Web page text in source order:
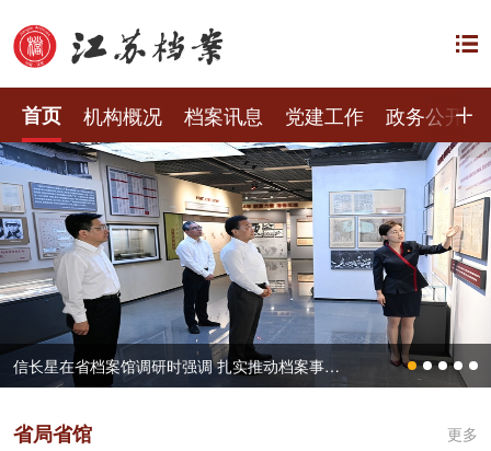
首页 机构概况 档案讯息 党建工作 政务公开
信长星在省档案馆调研时强调 扎实推动档案事业高质量发展 更好服务中国式现代化江苏新实践
省局省馆 更多